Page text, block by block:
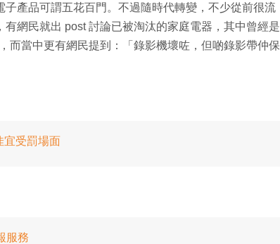
產品可謂五花百門。不過隨時代轉變，不少從前很流
網民就出 post 討論已被淘汰的家庭電器，其中曾經是
而當中更有網民提到：「錄影機壞咗，但啲錄影帶仲保
宜受罰場面
服務